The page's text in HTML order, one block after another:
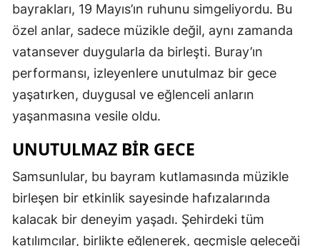
bayrakları, 19 Mayıs’ın ruhunu simgeliyordu. Bu
özel anlar, sadece müzikle değil, aynı zamanda
vatansever duygularla da birleşti. Buray’ın
performansı, izleyenlere unutulmaz bir gece
yaşatırken, duygusal ve eğlenceli anların
yaşanmasına vesile oldu.
UNUTULMAZ BIR GECE
Samsunlular, bu bayram kutlamasında müzikle
birleşen bir etkinlik sayesinde hafızalarında
kalacak bir deneyim yaşadı. Şehirdeki tüm
katılımcılar, birlikte eğlenerek, geçmişle geleceği